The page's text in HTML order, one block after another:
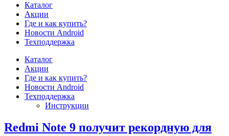
Каталог
Акции
Где и как купить?
Новости Android
Техподдержка
Каталог
Акции
Где и как купить?
Новости Android
Техподдержка
Инструкции
Redmi Note 9 получит рекордную для